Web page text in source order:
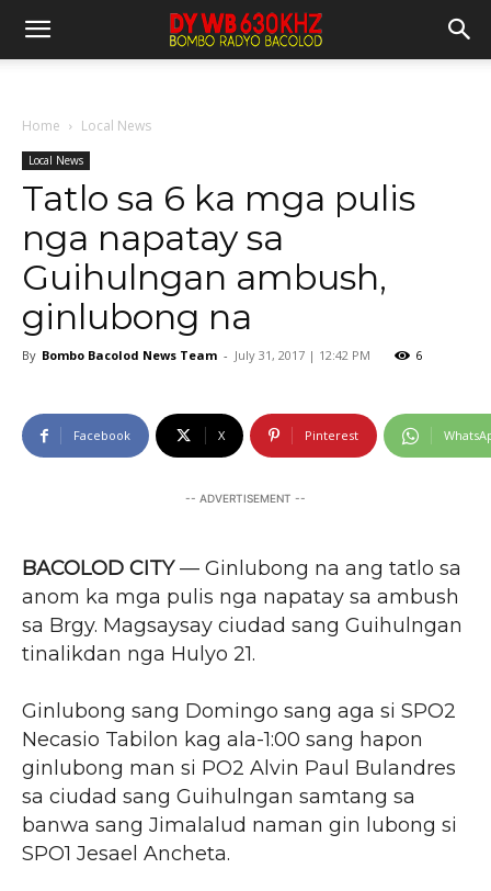
Home Local News
Local News
Tatlo sa 6 ka mga pulis
nga napatay sa
Guihulngan ambush,
ginlubong na
By Bombo Bacolod News Team - July 31, 2017 | 12:42 PM 6
Facebook X Pinterest
-- ADVERTISEMENT --
BACOLOD CITY— Ginlubong na ang tatlo sa
anom ka mga pulis nga napatay sa ambush
sa Brgy. Magsaysay ciudad sang Guihulngan
tinalikdan nga Hulyo 21.
Ginlubong sang Domingo sang aga si SPO2
Necasio Tabilon kag ala-1:00 sang hapon
ginlubong man si PO2 Alvin Paul Bulandres
sa ciudad sang Guihulngan samtang sa
banwa sang Jimalalud naman gin lubong si
SPO1 Jesael Ancheta.